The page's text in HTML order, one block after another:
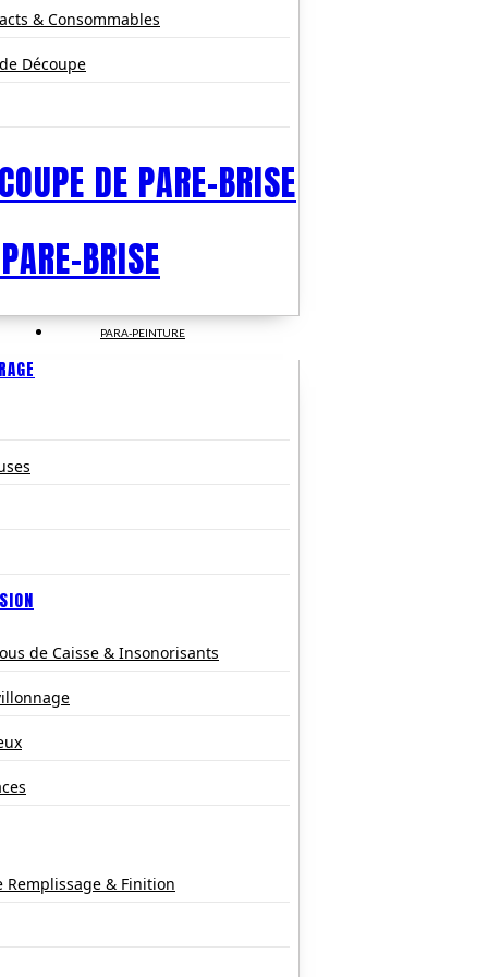
& Consommables
Découpe
DE PARE-BRISE
BRISE
PARA-PEINTURE
de Caisse & Insonorisants
Remplissage & Finition